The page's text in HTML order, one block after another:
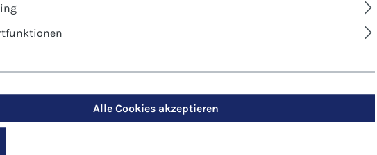
Alle Cookies akzeptieren